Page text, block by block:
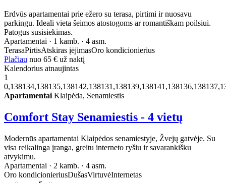
Erdvūs apartamentai prie ežero su terasa, pirtimi ir nuosavu
parkingu. Ideali vieta šeimos atostogoms ar romantiškam poilsiui.
Patogus susisiekimas.
Apartamentai · 1 kamb. · 4 asm.
TerasaPirtisAtskiras įėjimasOro kondicionierius
Plačiau nuo 65 € už naktį
Kalendorius atnaujintas
1
Apartamentai Klaipėda, Senamiestis
Comfort Stay Senamiestis - 4 vietų
Modernūs apartamentai Klaipėdos senamiestyje, Žvejų gatvėje. Su
visa reikalinga įranga, greitu interneto ryšiu ir savarankišku
atvykimu.
Apartamentai · 2 kamb. · 4 asm.
Oro kondicionieriusDušasVirtuvėInternetas